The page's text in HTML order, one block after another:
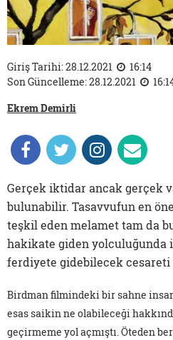
Giriş Tarihi: 28.12.2021
16:14
Son Güncelleme: 28.12.2021
Ekrem Demirli
Gerçek iktidar ancak gerçek
bulunabilir. Tasavvufun en
teşkil eden melamet tam da
hakikate giden yolculuğunda
ferdiyete gidebilecek
Birdman filmindeki bir sahne
esas saikin ne olabileceği
geçirmeme yol açmıştı. Öteden